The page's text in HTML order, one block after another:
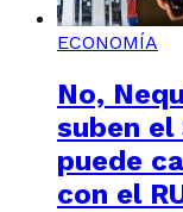
ECONOMÍA
No,
suben
puede
con el